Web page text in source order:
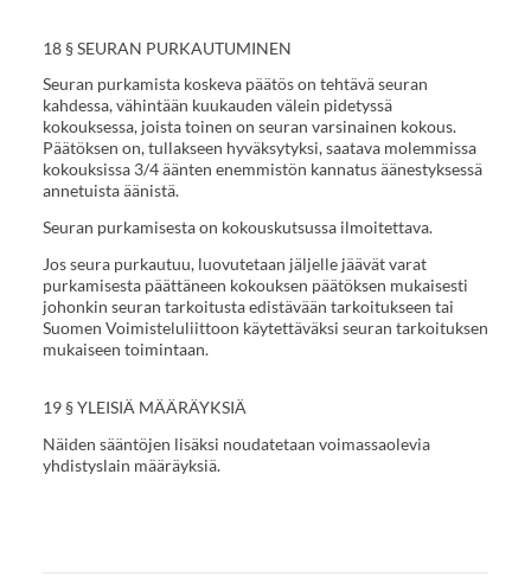
18 § SEURAN PURKAUTUMINEN
Seuran purkamista koskeva päätös on tehtävä seuran
kahdessa, vähintään kuukauden välein pidetyssä
kokouksessa, joista toinen on seuran varsinainen kokous.
Päätöksen on, tullakseen hyväksytyksi, saatava molemmissa
kokouksissa 3/4 äänten enemmistön kannatus äänestyksessä
annetuista äänistä.
Seuran purkamisesta on kokouskutsussa ilmoitettava.
Jos seura purkautuu, luovutetaan jäljelle jäävät varat
purkamisesta päättäneen kokouksen päätöksen mukaisesti
johonkin seuran tarkoitusta edistävään tarkoitukseen tai
Suomen Voimisteluliittoon käytettäväksi seuran tarkoituksen
mukaiseen toimintaan.
19 § YLEISIÄ MÄÄRÄYKSIÄ
Näiden sääntöjen lisäksi noudatetaan voimassaolevia
yhdistyslain määräyksiä.